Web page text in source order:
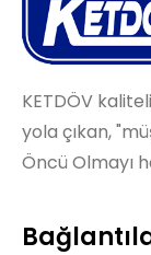
KETDÖV
yola çıkan,
Öncü Olmayı